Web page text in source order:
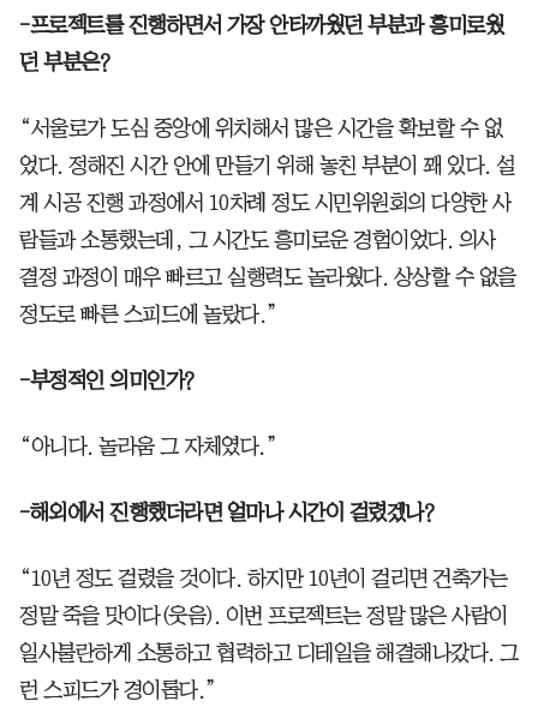
-프로젝트를 진행하면서 가장 안타까웠던 부분과 흥미로웠
던 부분은?
“서울로가 도심 중앙에 위치해서 많은 시간을 확보할 수 없
었다. 정해진 시간 안에 만들기 위해 놓친 부분이 꽤 있다. 설
계 시공 진행 과정에서 10차례 정도 시민위원회의 다양한 사
람들과 소통했는데, 그 시간도 흥미로운 경험이었다. 의사
결정 과정이 매우 빠르고 실행력도 놀라웠다. 상상할 수 없을
정도로 빠른 스피드에 놀랐다.”
-부정적인 의미인가?
“아니다. 놀라움 그 자체였다.”
-해외에서 진행했더라면 얼마나 시간이 걸렸겠나?
“10년 정도 걸렸을 것이다. 하지만 10년이 걸리면 건축가는
정말 죽을 맛이다(웃음). 이번 프로젝트는 정말 많은 사람이
일사불란하게 소통하고 협력하고 디테일을 해결해나갔다. 그
런 스피드가 경이롭다.”